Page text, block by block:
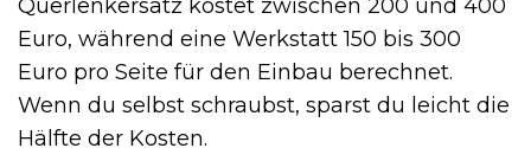
Querlenkersatz kostet zwischen 200 und 400
Euro, während eine Werkstatt 150 bis 300
Euro pro Seite für den Einbau berechnet.
Wenn du selbst schraubst, sparst du leicht die
Hälfte der Kosten.